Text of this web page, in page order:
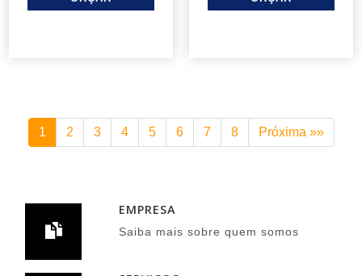
1 2 3 4 5 6 7 8 Próxima »»
EMPRESA
Saiba mais sobre quem somos